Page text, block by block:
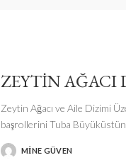
ZEYTIN AĞACI
Zeytin Ağacı ve Aile Dizimi
başrollerini Tuba Büyüküstün,
POSTEDMINE GÜVEN